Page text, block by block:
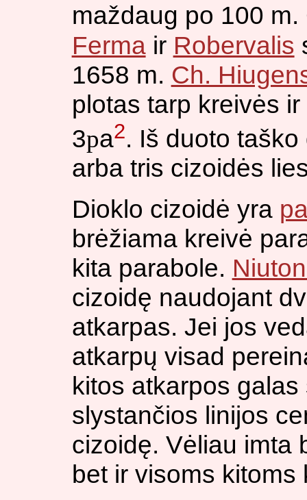
maždaug po 100 m.
Fermair Robervalis
1658 m. Ch.
plotas tarp kreivės
3pa2. Iš duoto
arba tris cizoidės
Dioklo cizoidė yra
brėžiama kreivė
kita parabole.
cizoidę naudojant
atkarpas. Jei jos
atkarpų visad
kitos atkarpos
slystančios linijos
cizoidę. Vėliau imta
bet ir visoms kitoms